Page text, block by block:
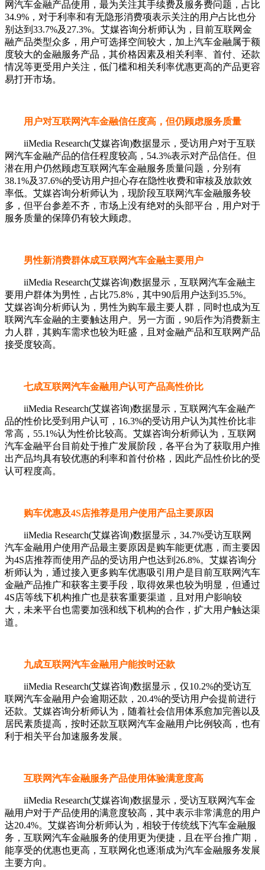
网汽车金融产品使用，最为关注其手续费及服务费问题，占比
34.9%，对于利率和有无隐形消费项表示关注的用户占比也分
别达到33.7%及27.3%。艾媒咨询分析师认为，目前互联网金
融产品类型众多，用户可选择空间较大，加上汽车金融属于额
度较大的金融服务产品，其价格因素及相关利率、首付、还款
情况等更受用户关注，低门槛和相关利率优惠更高的产品更容
易打开市场。
用户对互联网汽车金融信任度高，但仍顾虑服务质量
iiMedia Research(艾媒咨询)数据显示，受访用户对于互联
网汽车金融产品的信任程度较高，54.3%表示对产品信任。但
潜在用户仍然顾虑互联网汽车金融服务质量问题，分别有
38.1%及37.6%的受访用户担心存在隐性收费和审核及放款效
率低。艾媒咨询分析师认为，现阶段互联网汽车金融服务较
多，但平台参差不齐，市场上没有绝对的头部平台，用户对于
服务质量的保障仍有较大顾虑。
男性新消费群体成互联网汽车金融主要用户
iiMedia Research(艾媒咨询)数据显示，互联网汽车金融主
要用户群体为男性，占比75.8%，其中90后用户达到35.5%。
艾媒咨询分析师认为，男性为购车最主要人群，同时也成为互
联网汽车金融的主要触达用户。另一方面，90后作为消费新主
力人群，其购车需求也较为旺盛，且对金融产品和互联网产品
接受度较高。
七成互联网汽车金融用户认可产品高性价比
iiMedia Research(艾媒咨询)数据显示，互联网汽车金融产
品的性价比受到用户认可，16.3%的受访用户认为其性价比非
常高，55.1%认为性价比较高。艾媒咨询分析师认为，互联网
汽车金融平台目前处于推广发展阶段，各平台为了获取用户推
出产品均具有较优惠的利率和首付价格，因此产品性价比的受
认可程度高。
购车优惠及4S店推荐是用户使用产品主要原因
iiMedia Research(艾媒咨询)数据显示，34.7%受访互联网
汽车金融用户使用产品最主要原因是购车能更优惠，而主要因
为4S店推荐而使用产品的受访用户也达到26.8%。艾媒咨询分
析师认为，通过接入更多购车优惠吸引用户是目前互联网汽车
金融产品推广和获客主要手段，取得效果也较为明显，但通过
4S店等线下机构推广也是获客重要渠道，且对用户影响较
大，未来平台也需要加强和线下机构的合作，扩大用户触达渠
道。
九成互联网汽车金融用户能按时还款
iiMedia Research(艾媒咨询)数据显示，仅10.2%的受访互
联网汽车金融用户会逾期还款，20.4%的受访用户会提前进行
还款。艾媒咨询分析师认为，随着社会信用体系愈加完善以及
居民素质提高，按时还款互联网汽车金融用户比例较高，也有
利于相关平台加速服务发展。
互联网汽车金融服务产品使用体验满意度高
iiMedia Research(艾媒咨询)数据显示，受访互联网汽车金
融用户对于产品使用的满意度较高，其中表示非常满意的用户
达20.4%。艾媒咨询分析师认为，相较于传统线下汽车金融服
务，互联网汽车金融服务的使用更为便捷，且在平台推广期，
能享受的优惠也更高，互联网化也逐渐成为汽车金融服务发展
主要方向。